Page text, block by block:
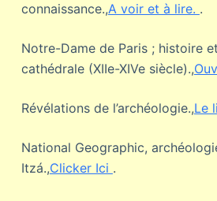
connaissance.,A voir et à lire. .
Notre-Dame de Paris ; histoire
cathédrale (XIIe-XIVe siècle).,
Révélations de l’archéologie.,Le
National Geographic,
Itzá.,Clicker Ici .